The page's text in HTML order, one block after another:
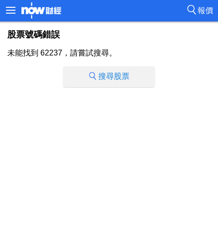
報價
股票號碼錯誤
未能找到 62237，請嘗試搜尋。
搜尋股票